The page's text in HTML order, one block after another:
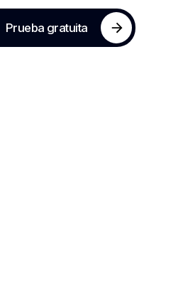
Prueba gratuita